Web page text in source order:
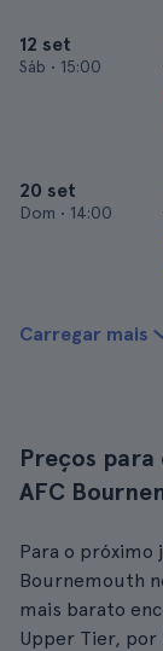
12 set
Sáb • 15:00
20 set
Dom • 14:00
Carregar mais
Preços para
AFC
Para o próximo
Bournemouth
mais barato
Upper Tier,